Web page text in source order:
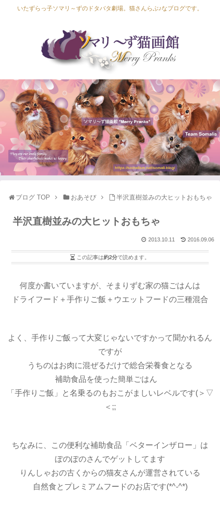
いたずらっ子ソマリ～ずのドタバタ劇場。猫さんらぶ♪なブログです。
Lapis Luna
Lucia Lino
Lycka Leal
Laula
ブログ TOP おあそび 半沢直樹並みの大ヒットおもちゃ
半沢直樹並みの大ヒットおもちゃ
2016.09.06
2013.10.11
この記事は約2分で読めます。
何度か書いていますが、そまりずむ家の猫ごはんは
ドライフード＋手作りご飯＋ウエットフードの三種混合
よく、手作りご飯って大変じゃないですかって聞かれるん
ですが
うちのはお肉に混ぜるだけで総合栄養食となる
補助食品を使った簡単ごはん
「手作りご飯」と名乗るのもおこがましいレベルです(＞▽
＜;;
ちなみに、この便利な補助食品「ベターインザロー」は
ぽのぽのさんでゲットしてます
りんしゃおの古くからの猫友さんが運営されている
自然食とプレミアムフードのお店です(*^-^*)